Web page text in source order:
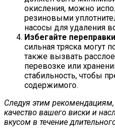
окисления, можно
резиновыми
насосы для удаления
Избегайте
сильная тряска могут
также вызвать
перевозке или
стабильность, чтобы
содержимого.
Следуя этим
качество вашего виски и
вкусом в течение